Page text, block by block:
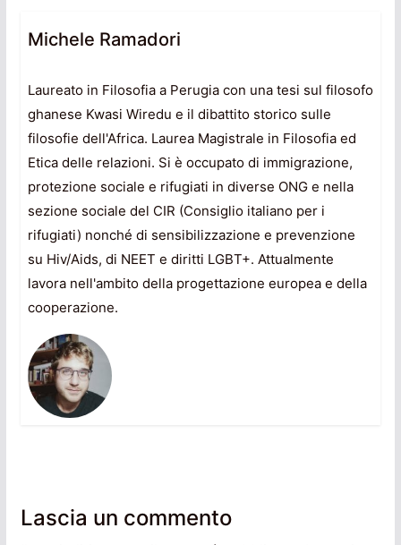
Michele Ramadori
Laureato in Filosofia a Perugia con una tesi sul filosofo
ghanese Kwasi Wiredu e il dibattito storico sulle
filosofie dell'Africa. Laurea Magistrale in Filosofia ed
Etica delle relazioni. Si è occupato di immigrazione,
protezione sociale e rifugiati in diverse ONG e nella
sezione sociale del CIR (Consiglio italiano per i
rifugiati) nonché di sensibilizzazione e prevenzione
su Hiv/Aids, di NEET e diritti LGBT+. Attualmente
lavora nell'ambito della progettazione europea e della
cooperazione.
Lascia un commento